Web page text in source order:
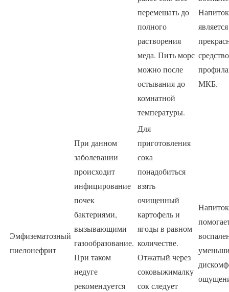
перемешать до
полного
растворения
меда. Пить морс
можно после
остывания до
комнатной
температуры.
Напиток
является
МКБ.
Эмфизематозный
пиелонефрит
При данном
заболевании
происходит
инфицирование
почек
бактериями,
вызывающими
газообразование.
При таком
недуге
рекомендуется
Для
приготовления
сока
понадобиться
взять
очищенный
картофель и
ягоды в равном
количестве.
Отжатый через
соковыжималку
сок следует
Напиток